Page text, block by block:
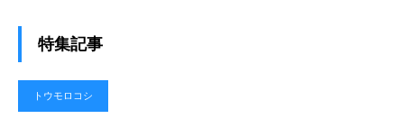
特集記事
トウモロコシ